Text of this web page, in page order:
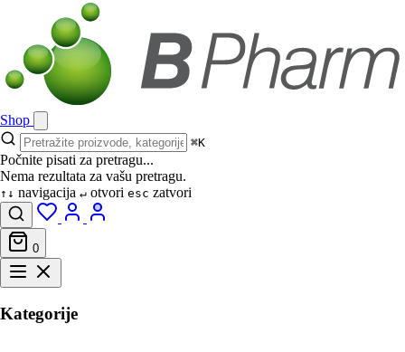
Shop
⌘K
Počnite pisati za pretragu...
Nema rezultata za vašu pretragu.
↑↓ navigacija ↵ otvori esc zatvori
0
Kategorije